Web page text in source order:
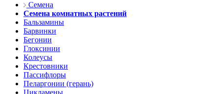
Семена
Семена комнатных растений
Бальзамины
Барвинки
Бегонии
Глоксинии
Колеусы
Крестовники
Пассифлоры
Пеларгонии (герань)
Цикламены